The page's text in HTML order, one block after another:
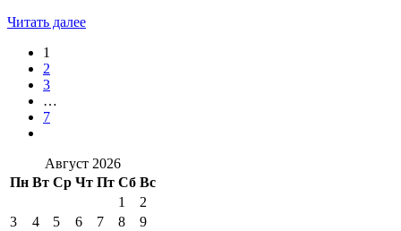
Читать далее
1
2
3
…
7
Август 2026
Пн Вт Ср Чт Пт Сб Вс
1
2
3
4 5 6 7 8 9